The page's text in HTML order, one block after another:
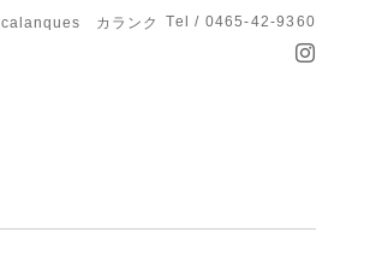
calanques カランク Tel / 0465-42-9360